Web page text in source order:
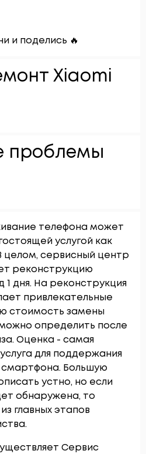
и поделись 🔥
Xiaomi
проблемы
телефона может
услугой как
целом, сервисный центр
реконструкцию
дня. На реконструкция
привлекательные
стоимость замены
определить после
Оценка - самая
для поддержания
Большую
устно, но если
обнаружена, то
главных этапов
Сервис